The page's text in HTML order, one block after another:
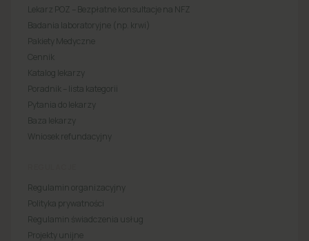
Lekarz POZ – Bezpłatne konsultacje na NFZ
Badania laboratoryjne (np. krwi)
Pakiety Medyczne
Cennik
Katalog lekarzy
Poradnik – lista kategorii
Pytania do lekarzy
Baza lekarzy
Wniosek refundacyjny
Regulamin organizacyjny
Polityka prywatności
Regulamin świadczenia usług
Projekty unijne